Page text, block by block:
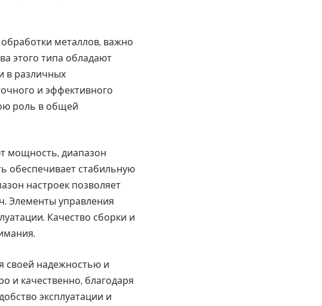
металлов, важно
этого типа обладают
в различных
и эффективного
роль в общей
мощность, диапазон
обеспечивает стабильную
настроек позволяет
Элементы управления
Качество сборки и
своей надежностью и
и качественно, благодаря
эксплуатации и